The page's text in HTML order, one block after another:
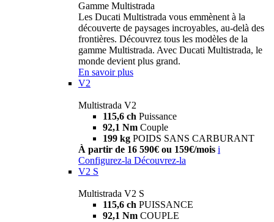
Gamme Multistrada
Les Ducati Multistrada vous emmènent à la
découverte de paysages incroyables, au-delà des
frontières. Découvrez tous les modèles de la
gamme Multistrada. Avec Ducati Multistrada, le
monde devient plus grand.
En savoir plus
V2
Multistrada V2
115,6 ch Puissance
92,1 Nm Couple
199 kg POIDS SANS CARBURANT
À partir de 16 590€ ou 159€/mois i
Configurez-la Découvrez-la
V2 S
Multistrada V2 S
115,6 ch PUISSANCE
92,1 Nm COUPLE